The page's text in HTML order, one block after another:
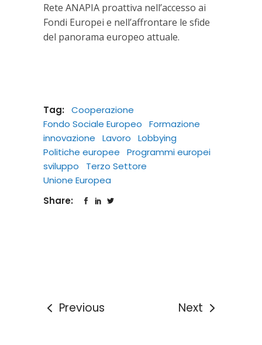
Rete ANAPIA proattiva nell’accesso ai
Fondi Europei e nell’affrontare le sfide
del panorama europeo attuale.
Tag:
Cooperazione
Fondo Sociale Europeo
Formazione
innovazione
Lavoro
Lobbying
Politiche europee
Programmi europei
sviluppo
Terzo Settore
Unione Europea
Share:
Previous Next